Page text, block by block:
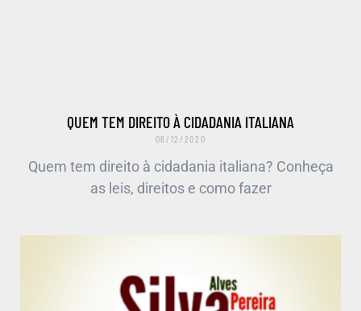
QUEM TEM DIREITO À CIDADANIA ITALIANA
06/12/2020
Quem tem direito à cidadania italiana? Conheça
as leis, direitos e como fazer